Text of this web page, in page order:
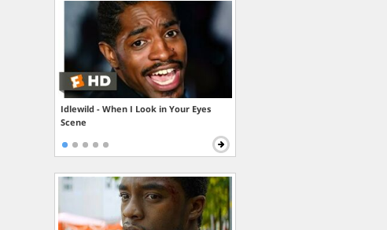
Idlewild - When I Look in Your Eyes
Scene